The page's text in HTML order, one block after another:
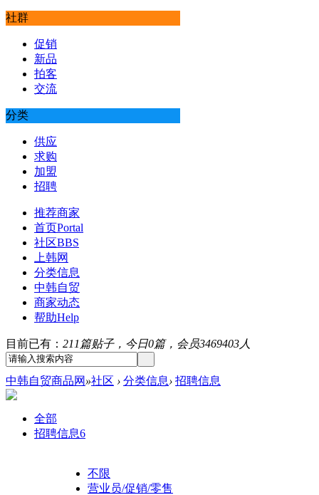
社群
促销
新品
拍客
交流
分类
供应
求购
加盟
招聘
推荐商家
首页Portal
社区BBS
上韩网
分类信息
中韩自贸
商家动态
帮助Help
目前已有： 211篇贴子，今日0篇，会员3469403人
中韩自贸商品网 »社区 › 分类信息› 招聘信息
全部
招聘信息6
不限
营业员/促销/零售